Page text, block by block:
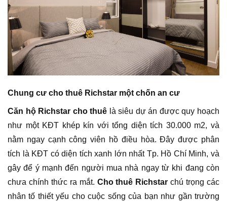
Chung cư cho thuê Richstar một chốn an cư
Căn hộ Richstar cho thuê là siêu dự án được quy hoạch
như một KĐT khép kín với tổng diện tích 30.000 m2, và
nằm ngay cạnh công viên hồ điều hòa. Đây được phân
tích là KĐT có diện tích xanh lớn nhất Tp. Hồ Chí Minh, và
gây để ý mạnh đến người mua nhà ngay từ khi đang còn
chưa chính thức ra mắt. Cho thuê Richstarchú trọng các
nhân tố thiết yếu cho cuộc sống của bạn như gần trường